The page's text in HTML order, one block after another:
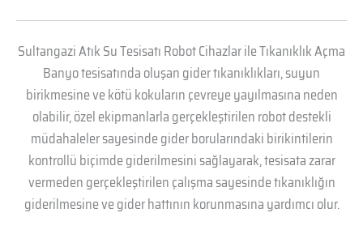
Sultangazi Atık Su Tesisatı Robot Cihazlar ile Tıkanıklık Açma
Banyo tesisatında oluşan gider tıkanıklıkları, suyun
birikmesine ve kötü kokuların çevreye yayılmasına neden
olabilir, özel ekipmanlarla gerçekleştirilen robot destekli
müdahaleler sayesinde gider borularındaki birikintilerin
kontrollü biçimde giderilmesini sağlayarak, tesisata zarar
vermeden gerçekleştirilen çalışma sayesinde tıkanıklığın
giderilmesine ve gider hattının korunmasına yardımcı olur.